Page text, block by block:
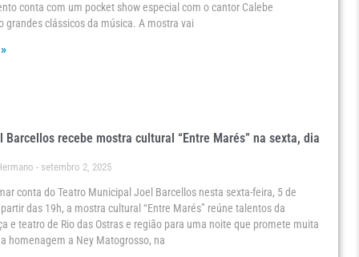
conta com um pocket show especial com o cantor Calebe
grandes clássicos da música. A mostra vai
Barcellos recebe mostra cultural “Entre Marés” na sexta, dia
setembro 2, 2025
conta do Teatro Municipal Joel Barcellos nesta sexta-feira, 5 de
das 19h, a mostra cultural “Entre Marés” reúne talentos da
e teatro de Rio das Ostras e região para uma noite que promete muita
homenagem a Ney Matogrosso, na